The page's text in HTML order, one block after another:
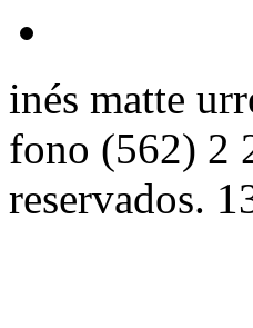
inés matte
fono (562) 2
reservados.